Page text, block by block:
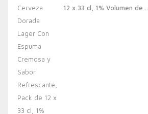
12 x 33 cl, 1% Volumen de…